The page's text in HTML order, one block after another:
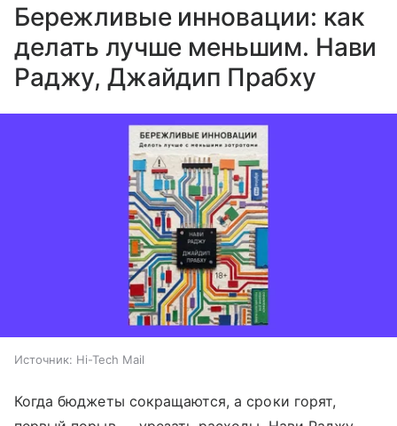
Бережливые инновации: как
делать лучше меньшим. Нави
Раджу, Джайдип Прабху
Источник: Hi-Tech Mail
Когда бюджеты сокращаются, а сроки горят,